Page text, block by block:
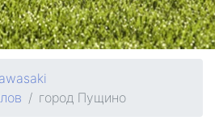
город Пущино